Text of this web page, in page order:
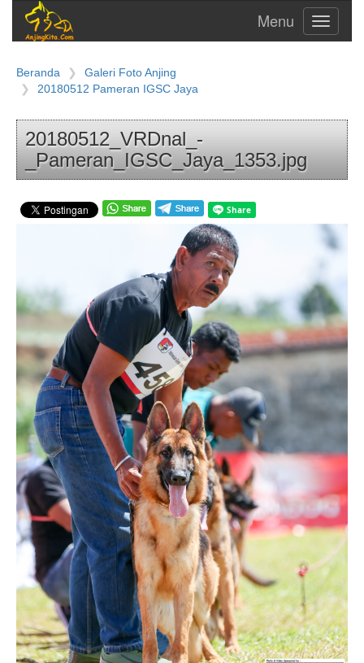
Toggle
Beranda
Galeri Foto Anjing
20180512 Pameran IGSC Jaya
20180512_VRDnal_-
_Pameran_IGSC_Jaya_1353.jpg